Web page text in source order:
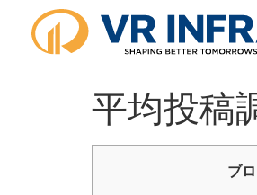
平均投稿
ブ